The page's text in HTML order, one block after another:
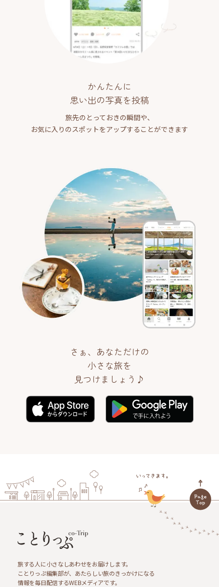
かんたんに
思い出の写真を投稿
旅先のとっておきの瞬間や、
お気に入りのスポットをアップすることができます
さぁ、あなただけの
小さな旅を
見つけましょう♪
旅する人に小さなしあわせをお届けします。
ことりっぷ編集部が、あたらしい旅のきっかけになる
情報を毎日配信するWEBメディアです。